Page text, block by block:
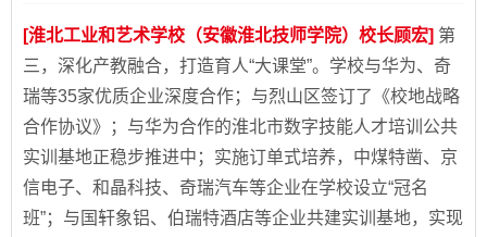
[淮北工业和艺术学校（安徽淮北技师学院）校长顾宏] 第
三，深化产教融合，打造育人“大课堂”。学校与华为、奇
瑞等35家优质企业深度合作；与烈山区签订了《校地战略
合作协议》；与华为合作的淮北市数字技能人才培训公共
实训基地正稳步推进中；实施订单式培养，中煤特凿、京
信电子、和晶科技、奇瑞汽车等企业在学校设立“冠名
班”；与国轩象铝、伯瑞特酒店等企业共建实训基地，实现